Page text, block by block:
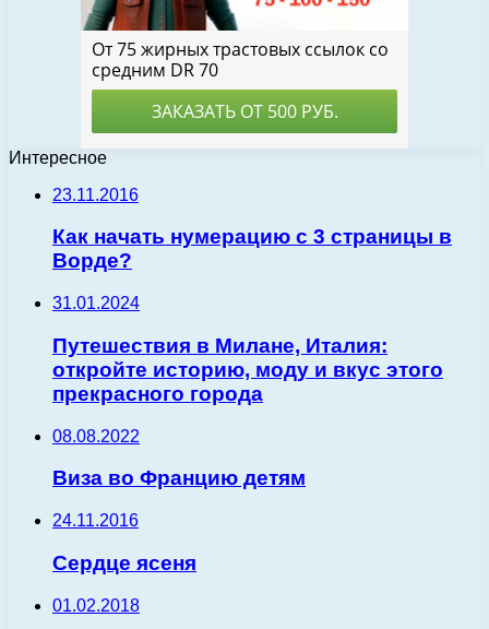
Интересное
23.11.2016
Как начать нумерацию с 3 страницы в
Ворде?
31.01.2024
Путешествия в Милане, Италия:
откройте историю, моду и вкус этого
прекрасного города
08.08.2022
Виза во Францию детям
24.11.2016
Сердце ясеня
01.02.2018